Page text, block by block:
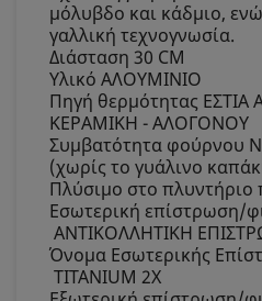
μόλυβδο και κάδμιο,
γαλλική τεχνογνωσία.
Διάσταση 30 CM
Υλικό ΑΛΟΥΜΙΝΙΟ
Πηγή θερμότητας ΕΣΤΙΑ
ΚΕΡΑΜΙΚΗ - ΑΛΟΓΟΝΟΥ
Συμβατότητα φούρνου
(χωρίς το γυάλινο
Πλύσιμο στο πλυντήριο
Εσωτερική επίστρωση/
ΑΝΤΙΚΟΛΛΗΤΙΚΗ
Όνομα Εσωτερικής
TITANIUM 2X